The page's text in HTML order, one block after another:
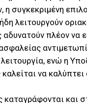
συγκεκριμένη
λειτουργούν
πλέον να
ενώ η
να
καταγράφονται και